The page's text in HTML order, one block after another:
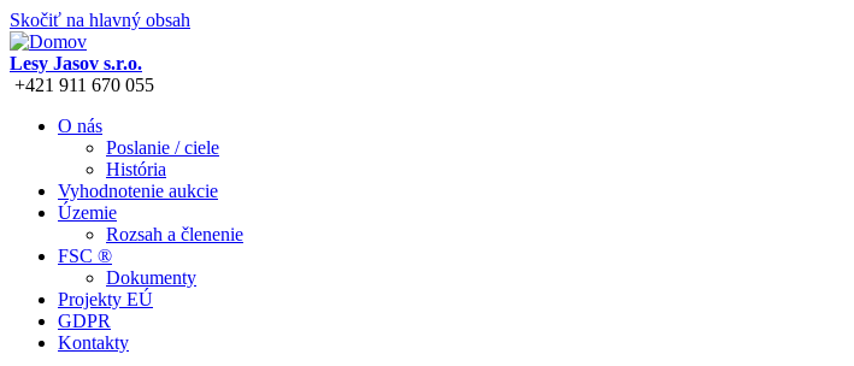
Skočiť na hlavný obsah
Lesy Jasov s.r.o.
+421 911 670 055
O nás
Poslanie / ciele
História
Vyhodnotenie aukcie
Územie
Rozsah a členenie
FSC ®
Dokumenty
Projekty EÚ
GDPR
Kontakty